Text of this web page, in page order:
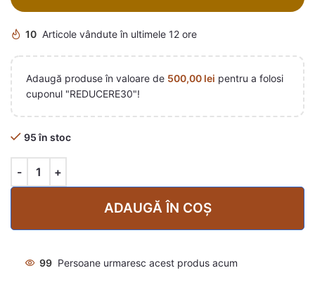
10 Articole vândute în ultimele 12 ore
Adaugă produse în valoare de 500,00 lei pentru a folosi
cuponul "REDUCERE30"!
95 în stoc
ADAUGĂ ÎN COȘ
99 Persoane urmaresc acest produs acum